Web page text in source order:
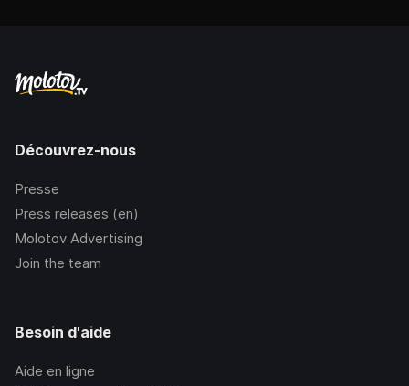
Découvrez-nous
Presse
Press releases (en)
Molotov Advertising
Join the team
Besoin d'aide
Aide en ligne